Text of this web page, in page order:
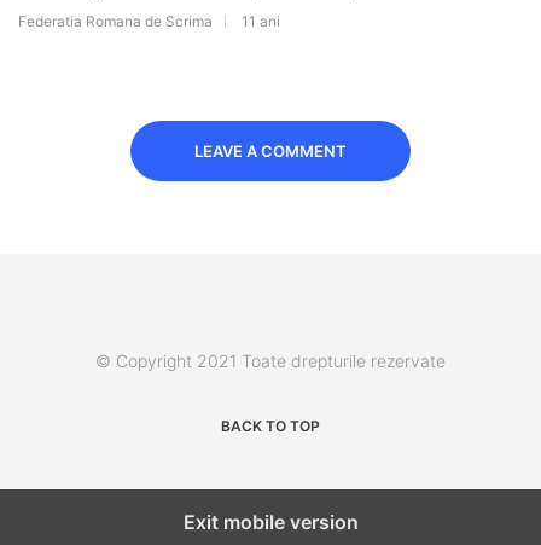
Federatia Romana de Scrima 11 ani
LEAVE A COMMENT
© Copyright 2021 Toate drepturile rezervate
BACK TO TOP
Exit mobile version